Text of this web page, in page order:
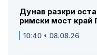
Дунав разкри
римски мост
10:40 • 08.08.26